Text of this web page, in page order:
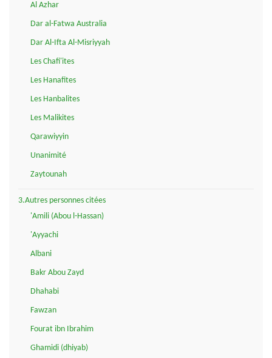
Al Azhar
Dar al-Fatwa Australia
Dar Al-Ifta Al-Misriyyah
Les Chafi'ites
Les Hanafites
Les Hanbalites
Les Malikites
Qarawiyyin
Unanimité
Zaytounah
3.Autres personnes citées
'Amili (Abou l-Hassan)
'Ayyachi
Albani
Bakr Abou Zayd
Dhahabi
Fawzan
Fourat ibn Ibrahim
Ghamidi (dhiyab)